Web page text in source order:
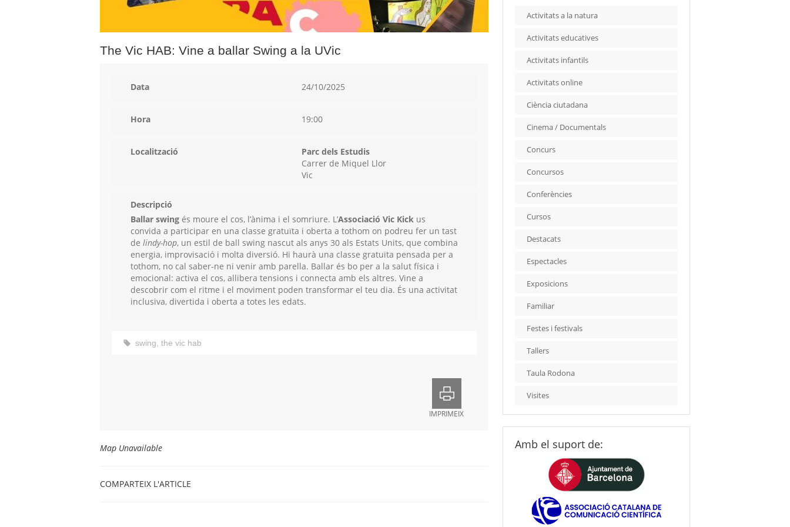
The Vic HAB: Vine a ballar Swing a la UVic
Data 24/10/2025
Hora 19:00
Localització
Parc dels Estudis
Carrer de Miquel Llor
Vic
Descripció
Ballar swing és moure el cos, l’ànima i el somriure. L’Associació Vic Kick us
convida a participar en una classe gratuïta i oberta a tothom on podreu fer un tast
de lindy-hop, un estil de ball swing nascut als anys 30 als Estats Units, que combina
energia, improvisació i molta diversió. Hi haurà una classe gratuïta pensada per a
tothom, no cal saber-ne ni venir amb parella. Ballar és bo per a la salut física i
emocional: activa el cos, allibera tensions i connecta amb els altres. Vine a
descobrir com el ritme i el moviment poden transformar el teu dia. És una activitat
inclusiva, divertida i oberta a totes les edats.
swing, the vic hab
IMPRIMEIX
Map Unavailable
COMPARTEIX L'ARTICLE
Activitats a la natura
Activitats educatives
Activitats infantils
Activitats online
Ciència ciutadana
Cinema / Documentals
Concurs
Concursos
Conferències
Cursos
Destacats
Espectacles
Exposicions
Familiar
Festes i festivals
Tallers
Taula Rodona
Visites
Amb el suport de: